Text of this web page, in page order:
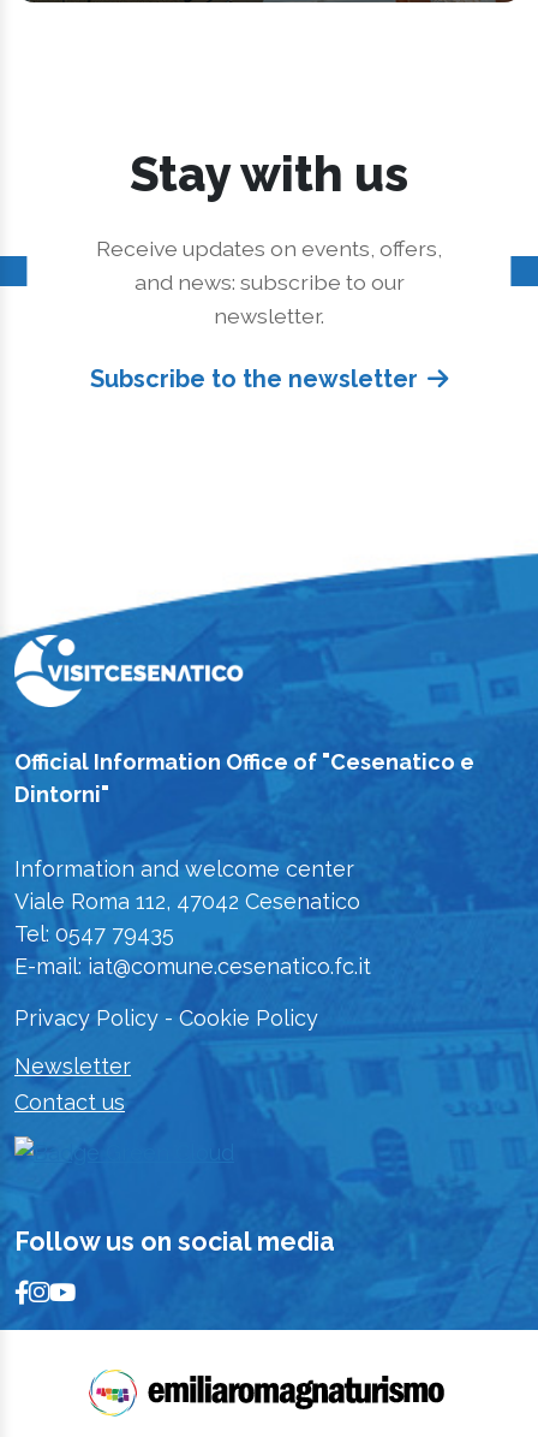
Stay with us
Receive updates on events, offers,
and news: subscribe to our
newsletter.
Subscribe to the newsletter
Official Information Office of "Cesenatico e
Dintorni"
Information and welcome center
Viale Roma 112, 47042 Cesenatico
Tel: 0547 79435
E-mail: iat@comune.cesenatico.fc.it
Privacy Policy - Cookie Policy
Newsletter
Contact us
Follow us on social media